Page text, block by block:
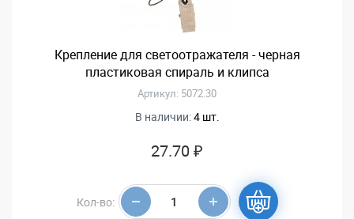
Крепление для светоотражателя - черная
пластиковая спираль и клипса
Артикул: 5072.30
В наличии:4 шт.
27.70 ₽
Кол-во: